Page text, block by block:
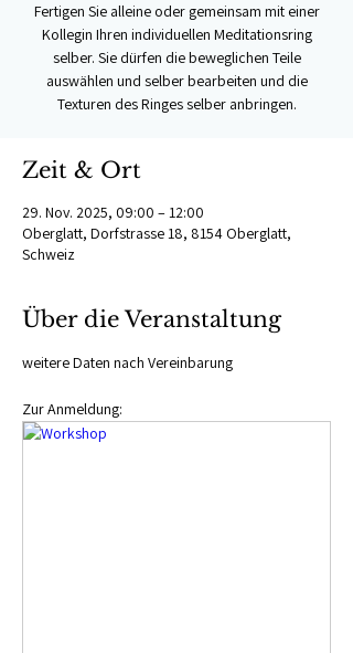
Fertigen Sie alleine oder gemeinsam mit einer
Kollegin Ihren individuellen Meditationsring
selber. Sie dürfen die beweglichen Teile
auswählen und selber bearbeiten und die
Texturen des Ringes selber anbringen.
Zeit & Ort
29. Nov. 2025, 09:00 – 12:00
Oberglatt, Dorfstrasse 18, 8154 Oberglatt,
Schweiz
Über die Veranstaltung
weitere Daten nach Vereinbarung
Zur Anmeldung: